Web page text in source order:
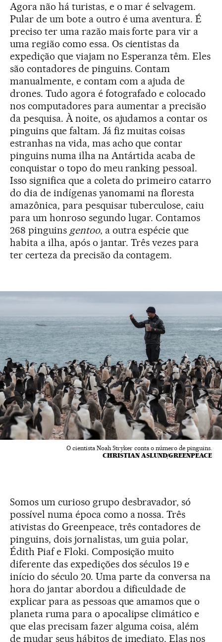
Agora não há turistas, e o mar é selvagem.
Pular de um bote a outro é uma aventura. É
preciso ter uma razão mais forte para vir a
uma região como essa. Os cientistas da
expedição que viajam no Esperanza têm. Eles
são contadores de pinguins. Contam
manualmente, e contam com a ajuda de
drones. Tudo agora é fotografado e colocado
nos computadores para aumentar a precisão
da pesquisa. À noite, os ajudamos a contar os
pinguins que faltam. Já fiz muitas coisas
estranhas na vida, mas acho que contar
pinguins numa ilha na Antártida acaba de
conquistar o topo do meu ranking pessoal.
Isso significa que a coleta do primeiro catarro
do dia de indígenas yanomami na floresta
amazônica, para pesquisar tuberculose, caiu
para um honroso segundo lugar. Contamos
268 pinguins gentoo, a outra espécie que
habita a ilha, após o jantar. Três vezes para
ter certeza da precisão da contagem.
O cientista Noah Stryker conta o número de pinguins.
CHRISTIAN ASLUND/GREENPEACE
Somos um curioso grupo desbravador, só
possível numa época como a nossa. Três
ativistas do Greenpeace, três contadores de
pinguins, dois jornalistas, um guia polar,
Édith Piaf e Floki. Composição muito
diferente das expedições dos séculos 19 e
início do século 20. Uma parte da conversa na
hora do jantar abordou a dificuldade de
explicar para as pessoas que amamos que o
planeta ruma para o apocalipse climático e
que elas precisam fazer alguma coisa, além
de mudar seus hábitos de imediato. Elas nos